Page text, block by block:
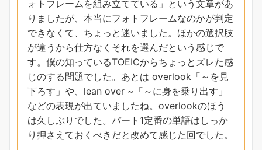
ォトフレームを組み立てている」という文章があ
りましたが、本当にフォトフレームなのかが判定
できなくて、ちょっと迷いました。ほかの選択肢
が違うから仕方なくそれを選んだという感じで
す。僕の知っているTOEICからちょっとズレた感
じのする問題でした。あとは overlook「～を見
下ろす」や、lean over ~「～に身を乗り出す」
などの表現が出ていましたね。overlookのほう
は久しぶりでした。パート1定番の単語はしっか
り押さえておくべきだと改めて感じた回でした。